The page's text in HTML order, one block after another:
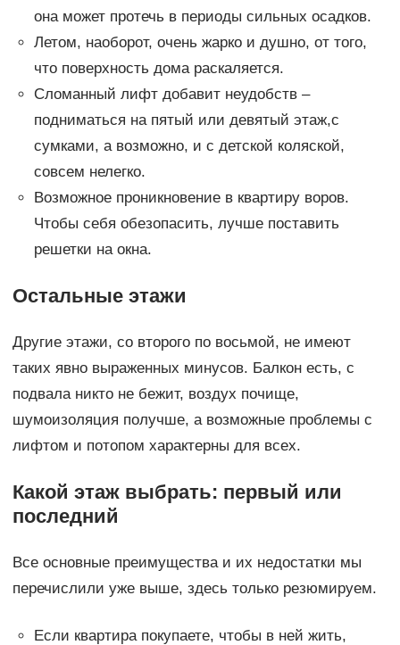
она может протечь в периоды сильных осадков.
Летом, наоборот, очень жарко и душно, от того,
что поверхность дома раскаляется.
Сломанный лифт добавит неудобств –
подниматься на пятый или девятый этаж,с
сумками, а возможно, и с детской коляской,
совсем нелегко.
Возможное проникновение в квартиру воров.
Чтобы себя обезопасить, лучше поставить
решетки на окна.
Остальные этажи
Другие этажи, со второго по восьмой, не имеют
таких явно выраженных минусов. Балкон есть, с
подвала никто не бежит, воздух почище,
шумоизоляция получше, а возможные проблемы с
лифтом и потопом характерны для всех.
Какой этаж выбрать: первый или
последний
Все основные преимущества и их недостатки мы
перечислили уже выше, здесь только резюмируем.
Если квартира покупаете, чтобы в ней жить,